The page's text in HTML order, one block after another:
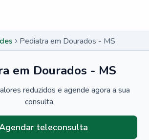
Pediatra em Dourados - MS
em Dourados - MS
reduzidos e agende agora a sua
consulta.
teleconsulta